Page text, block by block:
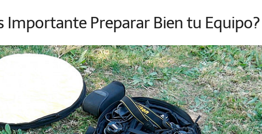
Importante Preparar Bien tu Equipo?